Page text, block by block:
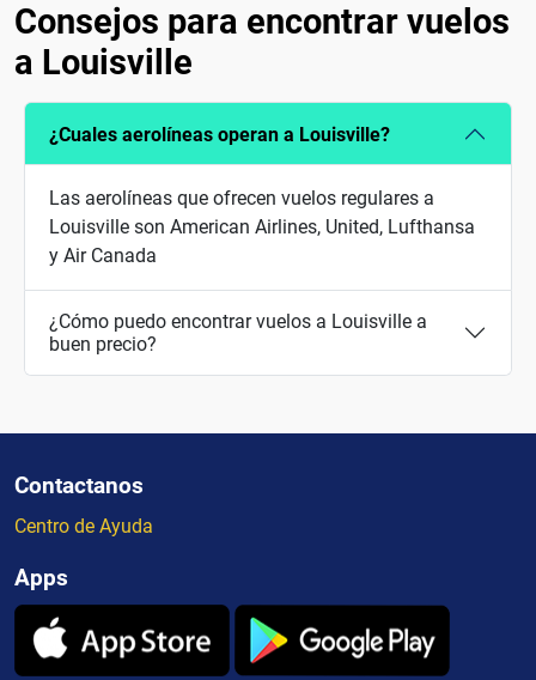
Consejos para encontrar vuelos
a Louisville
¿Cuales aerolíneas operan a Louisville?
Las aerolíneas que ofrecen vuelos regulares a
Louisville son American Airlines, United, Lufthansa
y Air Canada
¿Cómo puedo encontrar vuelos a Louisville a
buen precio?
Contactanos
Centro de Ayuda
Apps